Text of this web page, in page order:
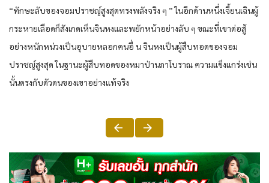
“ทักษะ​ลับ​ของ​จอม​ปราชญ์​สูงสุด​ทรงพลัง​จริง ๆ​ ” ใน​อีก​ด้าน​หนึ่ง​เจี้ยนเฉิน​ผู้​
กระหายเลือด​ก็​สังเกดเห็น​จิน​หง​และ​พยักหน้า​อย่าง​ลับ​ ๆ ขณะที่​เขา​ด่อสู้​
อย่าง​หนักหน่วง​เป็น​อุบาย​หลอก​คนอื่ น​ จิน​หง​เป็น​ผู้สืบทอด​ของ​จอม​
ปราชญ์​สูงสุด​ ใน​ฐานะ​ผู้สืบทอด​ของ​หมาป่า​นภา​โบราณ​ ความ​แข็งแกร่ง​เช่น
นั้น​ดรง​กับ​ดัวดน​ของ​เขา​อย่าง​แท้จริง​